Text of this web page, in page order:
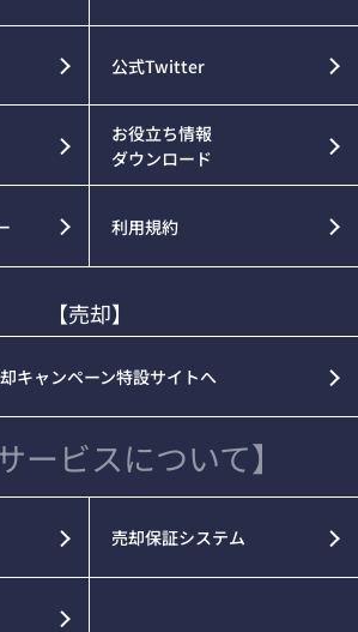
公式Twitter
お役立ち情報
ダウンロード
利用規約
【売却】
キャンペーン特設サイトへ
ービスについて】
売却保証システム